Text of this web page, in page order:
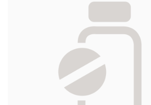
084860
Aktiv ingrediens
rufinamidi
10 fol
Marknadsförare
Eisai AB